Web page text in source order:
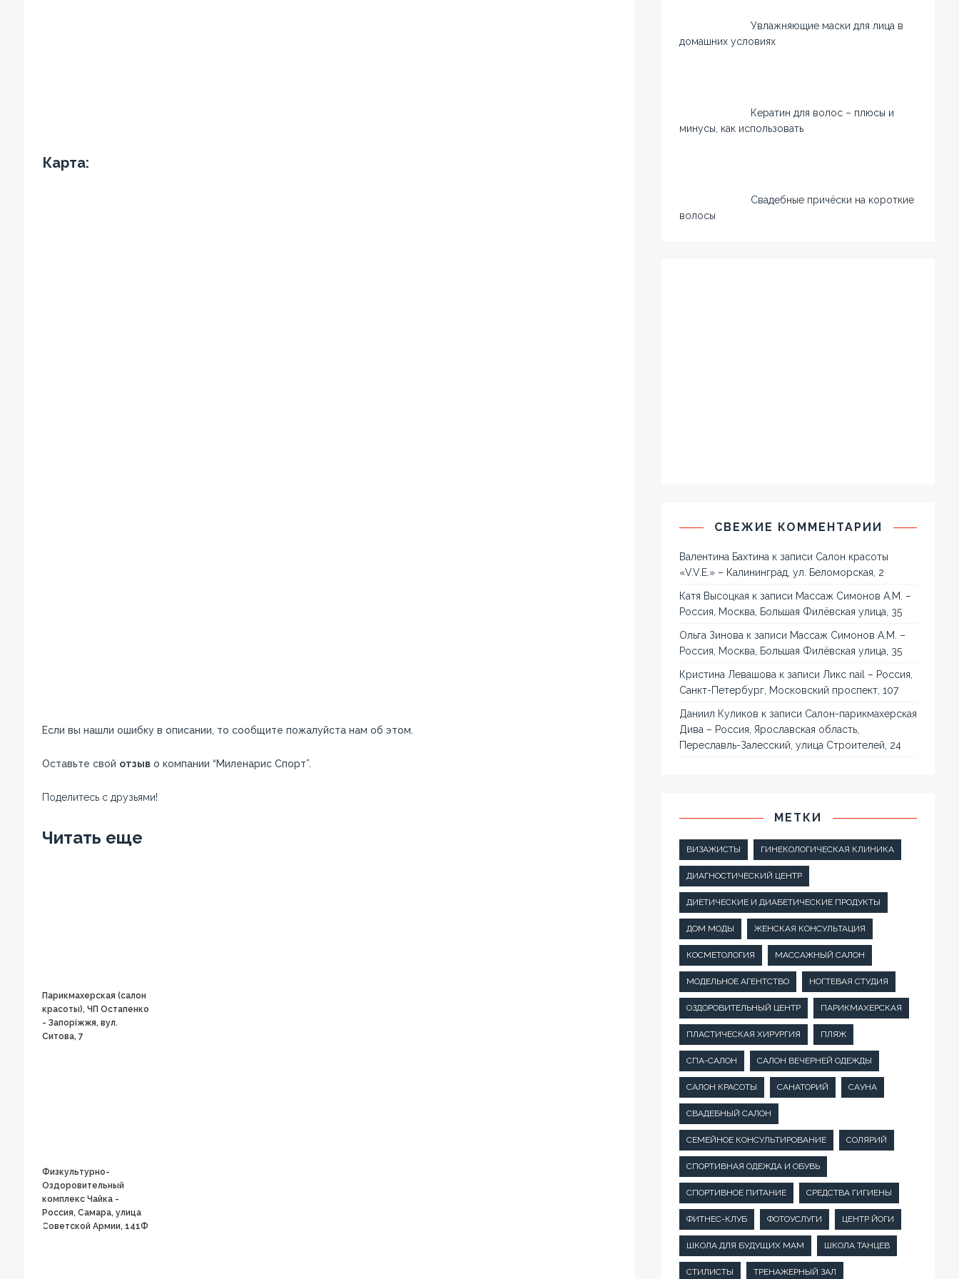
Карта:
Если вы нашли ошибку в описании, то сообщите пожалуйста нам об этом.
Оставьте свой отзыво компании “Миленарис Спорт”.
Поделитесь с друзьями!
Читать еще
Парикмахерская (салон
красоты), ЧП Остапенко
- Запоріжжя, вул.
Ситова, 7
Физкультурно-
Оздоровительный
комплекс Чайка -
Россия, Самара, улица
Советской Армии, 141Ф
Увлажняющие маски для лица в
домашних условиях
Кератин для волос – плюсы и
минусы, как использовать
Свадебные причёски на короткие
волосы
СВЕЖИЕ КОММЕНТАРИИ
Валентина Бахтина к записи Салон красоты
«V.V.E.» – Калининград, ул. Беломорская, 2
Катя Высоцкая к записи Массаж Симонов А.М. –
Россия, Москва, Большая Филёвская улица, 35
Ольга Зинова к записи Массаж Симонов А.М. –
Россия, Москва, Большая Филёвская улица, 35
Кристина Левашова к записиЛикс nail – Россия,
Санкт-Петербург, Московский проспект, 107
Даниил Куликов к записи Салон-парикмахерская
Дива – Россия, Ярославская область,
Переславль-Залесский, улица Строителей, 24
МЕТКИ
ВИЗАЖИСТЫ ГИНЕКОЛОГИЧЕСКАЯ КЛИНИКА
ДИАГНОСТИЧЕСКИЙ ЦЕНТР
ДИЕТИЧЕСКИЕ И ДИАБЕТИЧЕСКИЕ ПРОДУКТЫ
ДОМ МОДЫ ЖЕНСКАЯ КОНСУЛЬТАЦИЯ
КОСМЕТОЛОГИЯ МАССАЖНЫЙ САЛОН
МОДЕЛЬНОЕ АГЕНТСТВО НОГТЕВАЯ СТУДИЯ
ОЗДОРОВИТЕЛЬНЫЙ ЦЕНТР ПАРИКМАХЕРСКАЯ
ПЛАСТИЧЕСКАЯ ХИРУРГИЯ ПЛЯЖ
СПА-САЛОН САЛОН ВЕЧЕРНЕЙ ОДЕЖДЫ
САЛОН КРАСОТЫ САНАТОРИЙ САУНА
СВАДЕБНЫЙ САЛОН
СЕМЕЙНОЕ КОНСУЛЬТИРОВАНИЕ СОЛЯРИЙ
СПОРТИВНАЯ ОДЕЖДА И ОБУВЬ
СПОРТИВНОЕ ПИТАНИЕ СРЕДСТВА ГИГИЕНЫ
ФИТНЕС-КЛУБ ФОТОУСЛУГИ ЦЕНТР ЙОГИ
ШКОЛА ДЛЯ БУДУЩИХ МАМ ШКОЛА ТАНЦЕВ
СТИЛИСТЫ ТРЕНАЖЕРНЫЙ ЗАЛ